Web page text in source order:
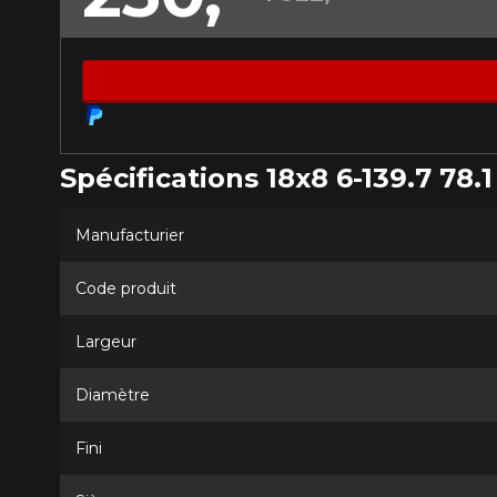
Spécifications 18x8 6-139.7
Manufacturier
Code produit
Largeur
Diamètre
Fini
présentement.
service à la
*Attention cette dimension